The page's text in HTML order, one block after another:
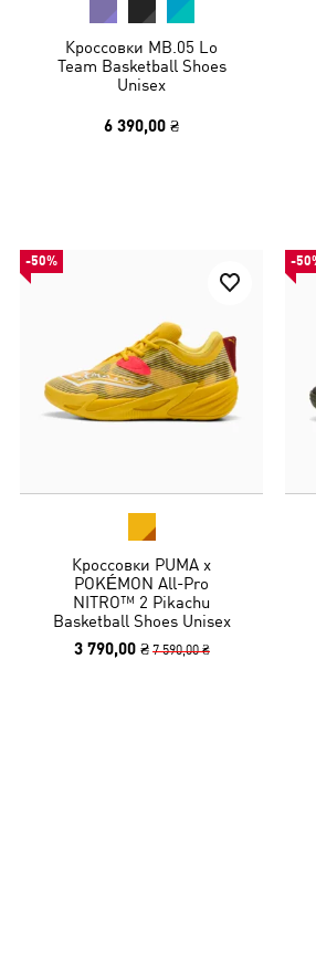
Кроссовки MB.05 Lo
Team Basketball Shoes
Unisex
6 390,00 ₴
-50%
Кроссовки PUMA x
POKÉMON All-Pro
NITRO™ 2 Pikachu
Basketball Shoes Unisex
3 790,00 ₴ 7 590,00 ₴
-